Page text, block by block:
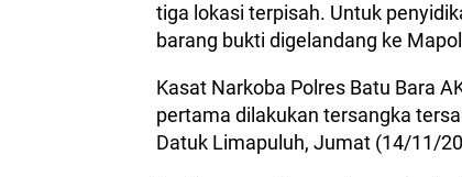
tiga lokasi terpisah. Untuk
barang bukti digelandang ke
Kasat Narkoba Polres Batu Bara
pertama dilakukan tersangka
Datuk Limapuluh, Jumat (14/11/